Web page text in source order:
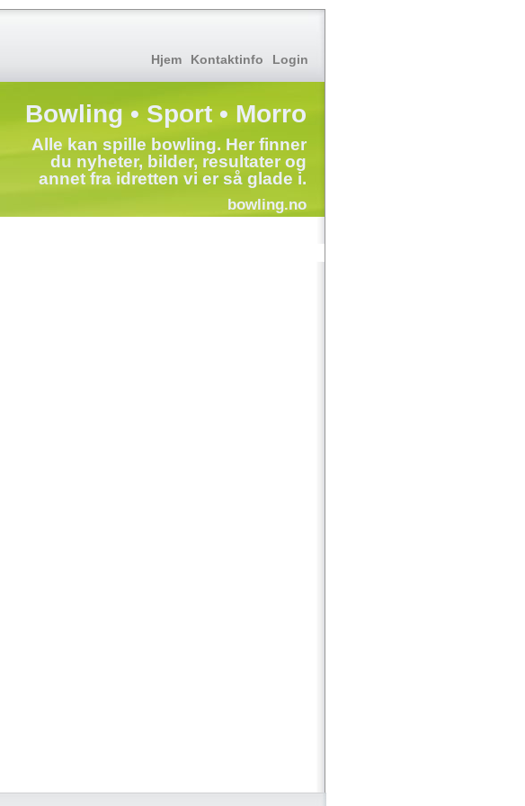
Hjem Kontaktinfo Login
Bowling • Sport • Morro
Alle kan spille bowling. Her finner
du nyheter, bilder, resultater og
annet fra idretten vi er så glade i.
bowling.no